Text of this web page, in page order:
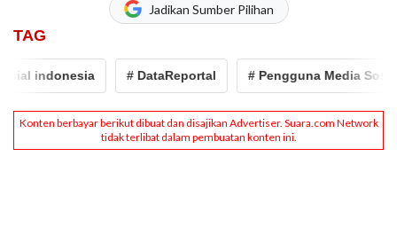
Jadikan Sumber Pilihan
TAG
indonesia # DataReportal # Pengguna Media Sosial